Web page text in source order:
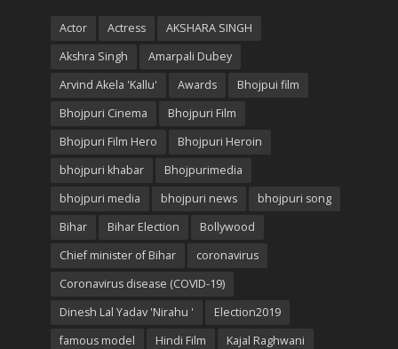
Actor Actress
AKSHARA SINGH
Akshra Singh
Amarpali Dubey
Arvind Akela 'Kallu'
Awards
Bhojpui film
Bhojpuri Cinema
Bhojpuri Film
Bhojpuri Film Hero
Bhojpuri Heroin
bhojpuri khabar
Bhojpurimedia
bhojpuri media
bhojpuri news
bhojpuri song
Bihar
Bihar Election
Bollywood
Chief minister of Bihar
coronavirus
Coronavirus disease (COVID-19)
Dinesh Lal Yadav 'Nirahu '
Election2019
famous model
Hindi Film
Kajal Raghwani